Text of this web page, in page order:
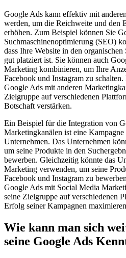
Google Ads kann effektiv mit
werden, um die Reichweite und den
erhöhen. Zum Beispiel können Sie
Suchmaschinenoptimierung (SEO)
dass Ihre Website in den
gut platziert ist. Sie können auch
Marketing kombinieren, um Ihre
Facebook und Instagram zu
Google Ads mit anderen
Zielgruppe auf verschiedenen
Botschaft verstärken.
Ein Beispiel für die Integration von
Marketingkanälen ist eine
Unternehmen. Das Unternehmen
um seine Produkte in den
bewerben. Gleichzeitig könnte das
Marketing verwenden, um seine
Facebook und Instagram zu
Google Ads mit Social Media
seine Zielgruppe auf verschiedenen
Erfolg seiner Kampagnen
Wie kann man sich
seine Google Ads